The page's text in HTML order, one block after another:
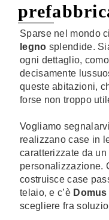
Sparse nel mondo
legno splendide.
ogni dettaglio,
decisamente
queste abitazioni,
forse non troppo
Vogliamo
realizzano case in
caratterizzate da
personalizzazione.
costruisce case
telaio, e c’è Domus
scegliere fra